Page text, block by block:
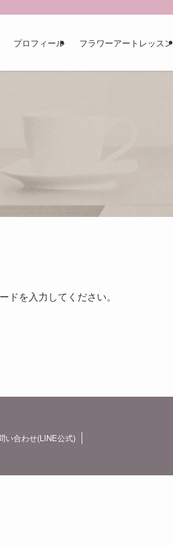
プロフィール フラワーアートレッスン
を入力してください。
い合わせ(LINE公式)